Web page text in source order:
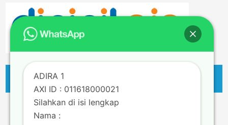
ADIRA 1
AXI ID : 011618000021
Silahkan di isi lengkap
Nama :